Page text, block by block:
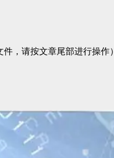
，请按文章尾部进行操作）